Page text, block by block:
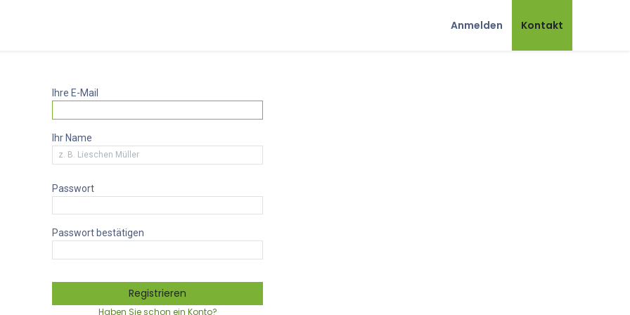
Anmelden Kontakt
Ihre E-Mail
Ihr Name
Passwort
Passwort bestätigen
Registrieren
Haben Sie schon ein Konto?